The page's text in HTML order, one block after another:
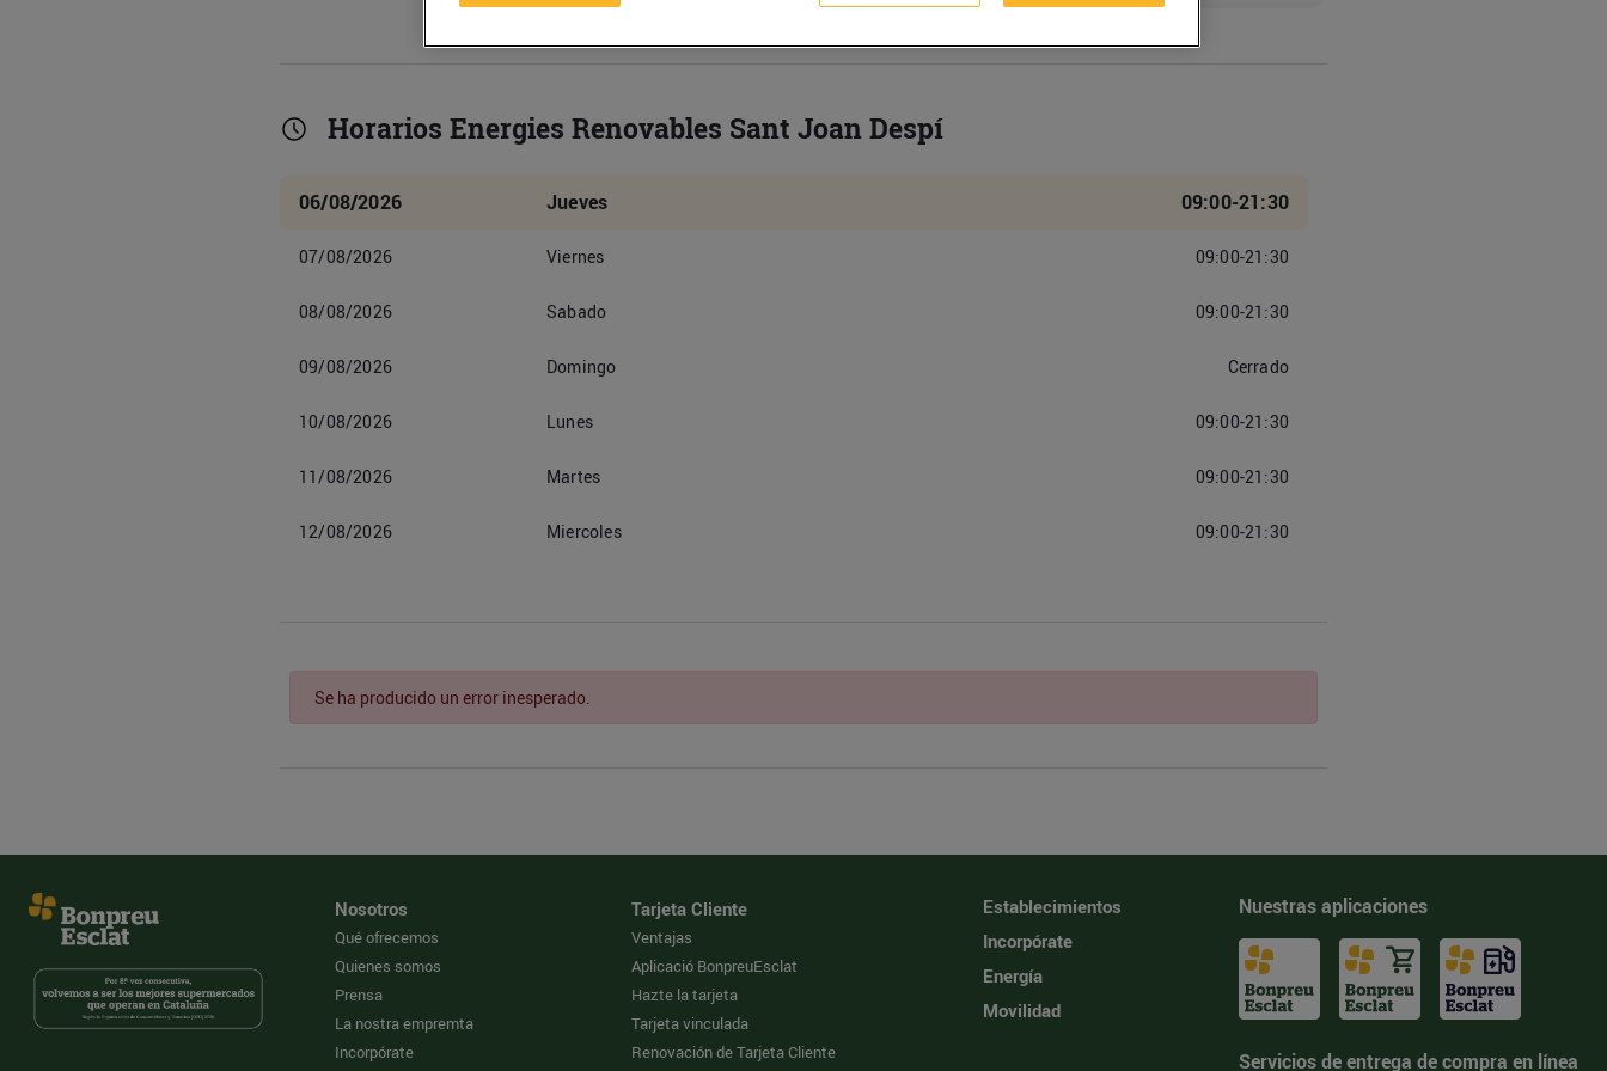
Horarios Energies Renovables Sant Joan Despí
06/08/2026 Jueves 09:00-21:30
07/08/2026 Viernes 09:00-21:30
08/08/2026 Sabado 09:00-21:30
09/08/2026 Domingo Cerrado
10/08/2026 Lunes 09:00-21:30
11/08/2026 Martes 09:00-21:30
12/08/2026 Miercoles 09:00-21:30
Se ha producido un error inesperado.
Nosotros
Qué ofrecemos
Quienes somos
Prensa
La nostra empremta
Incorpórate
Tarjeta Cliente
Ventajas
Aplicació BonpreuEsclat
Hazte la tarjeta
Tarjeta vinculada
Renovación de Tarjeta Cliente
Establecimientos
Incorpórate
Energía
Movilidad
Nuestras aplicaciones
Servicios de entrega de compra en línea